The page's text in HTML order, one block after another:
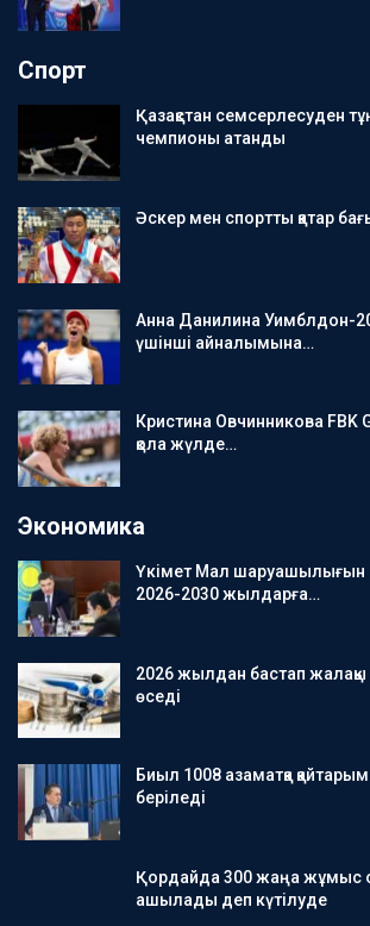
Спорт
Қазақстан семсерлесуден
чемпионы атанды
Әскер мен спортты қатар
Анна Данилина Уимблдон-
үшінші айналымына…
Кристина Овчинникова FBK
қола жүлде…
Экономика
Үкімет Мал
2026-2030 жылдарға…
2026 жылдан бастап жалақы
өседі
Биыл 1008 азаматқа
беріледі
Қордайда 300 жаңа жұмыс
ашылады деп күтілуде